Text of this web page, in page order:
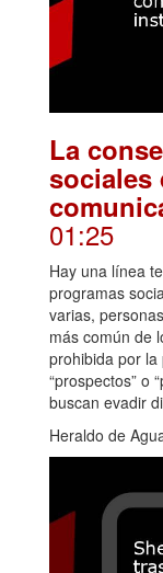
La
sociales
01:25
Hay una línea
programas
varias,
más común de
prohibida por
“prospectos” o
buscan evadir
Heraldo de